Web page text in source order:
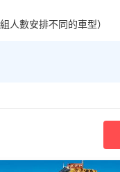
人數安排不同的車型）